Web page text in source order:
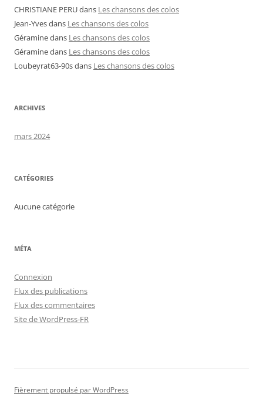
CHRISTIANE PERUdans Les chansons des colos
Jean-Yvesdans Les chansons des colos
Géraminedans Les chansons des colos
Géraminedans Les chansons des colos
Loubeyrat63-90sdans Les chansons des colos
ARCHIVES
mars 2024
CATÉGORIES
Aucune catégorie
MÉTA
Connexion
Flux des publications
Flux des commentaires
Site de WordPress-FR
Fièrement propulsé par WordPress